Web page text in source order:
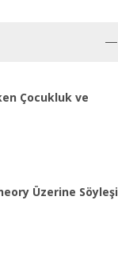
Çocukluk ve
Üzerine Söyleşi